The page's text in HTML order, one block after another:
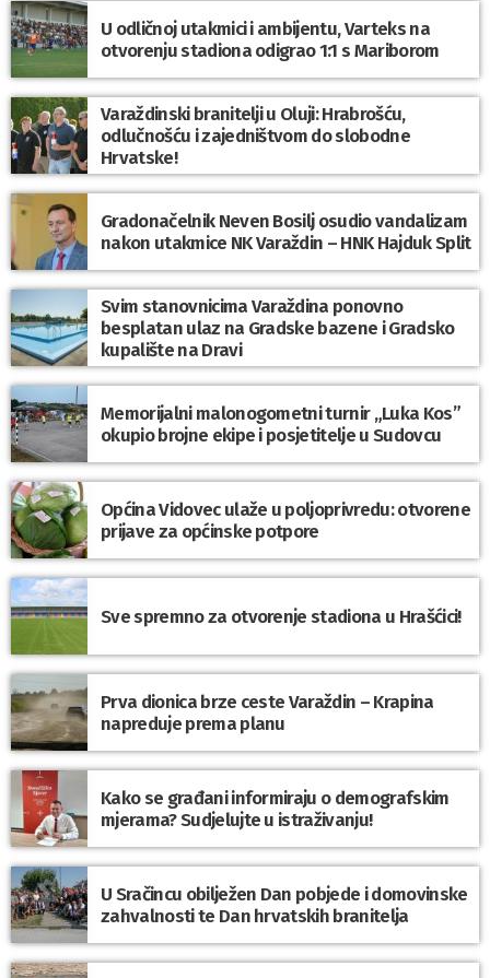
U odličnoj utakmici i ambijentu, Varteks na
otvorenju stadiona odigrao 1:1 s Mariborom
Varaždinski branitelji u Oluji: Hrabrošću,
odlučnošću i zajedništvom do slobodne
Hrvatske!
Gradonačelnik Neven Bosilj osudio vandalizam
nakon utakmice NK Varaždin – HNK Hajduk Split
Svim stanovnicima Varaždina ponovno
besplatan ulaz na Gradske bazene i Gradsko
kupalište na Dravi
Memorijalni malonogometni turnir „Luka Kos”
okupio brojne ekipe i posjetitelje u Sudovcu
Općina Vidovec ulaže u poljoprivredu: otvorene
prijave za općinske potpore
Sve spremno za otvorenje stadiona u Hrašćici!
Prva dionica brze ceste Varaždin – Krapina
napreduje prema planu
Kako se građani informiraju o demografskim
mjerama? Sudjelujte u istraživanju!
U Sračincu obilježen Dan pobjede i domovinske
zahvalnosti te Dan hrvatskih branitelja